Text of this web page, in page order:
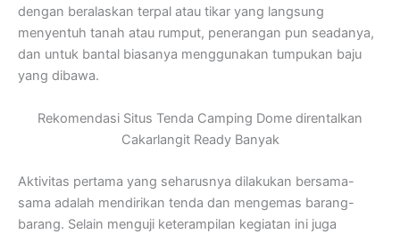
dengan beralaskan terpal atau tikar yang langsung
menyentuh tanah atau rumput, penerangan pun seadanya,
dan untuk bantal biasanya menggunakan tumpukan baju
yang dibawa.
Rekomendasi Situs Tenda Camping Dome direntalkan
Cakarlangit Ready Banyak
Aktivitas pertama yang seharusnya dilakukan bersama-
sama adalah mendirikan tenda dan mengemas barang-
barang. Selain menguji keterampilan kegiatan ini juga